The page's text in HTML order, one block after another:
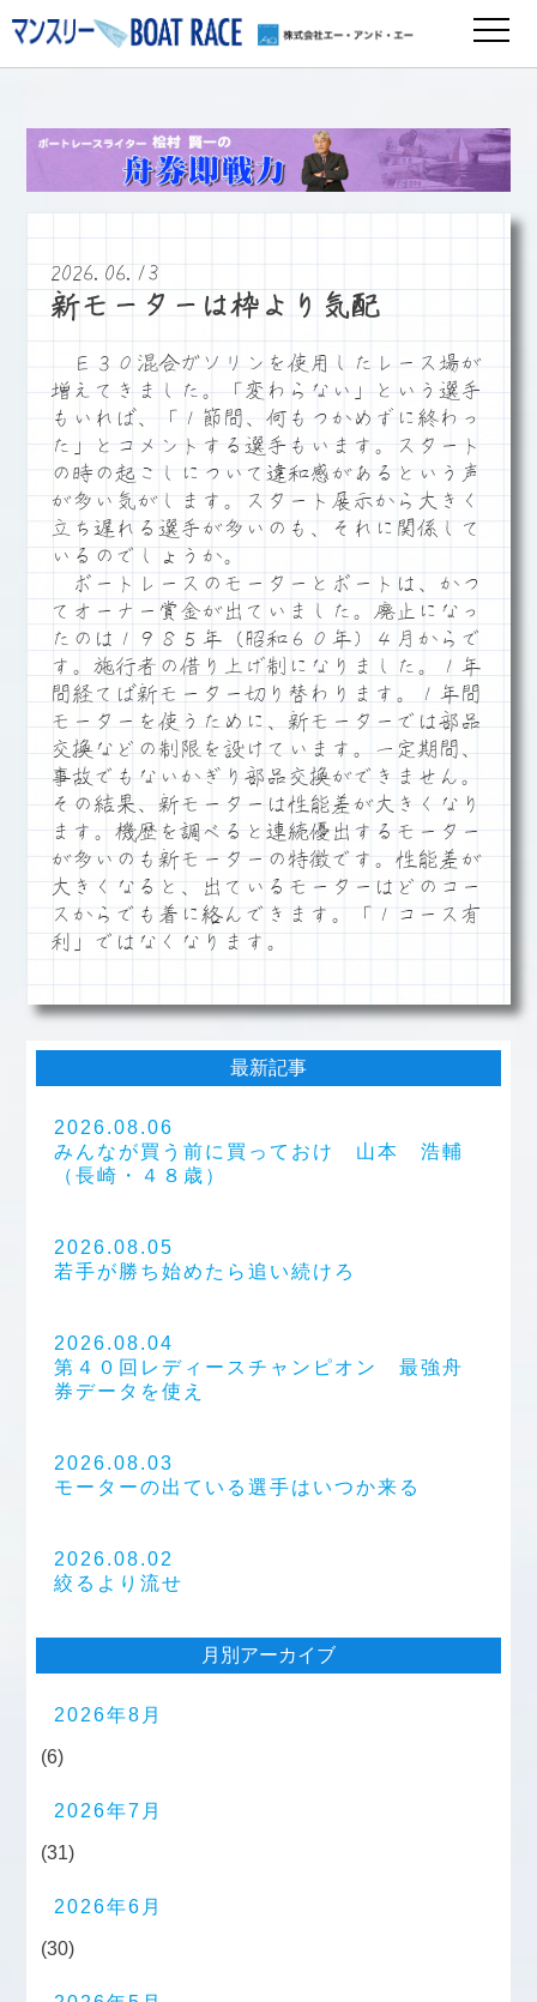
2026.06.13
新モーターは枠より気配
Ｅ３０混合ガソリンを使用したレース場が
増えてきました。「変わらない」という選手
もいれば、「１節間、何もつかめずに終わっ
た」とコメントする選手もいます。スタート
の時の起こしについて違和感があるという声
が多い気がします。スタート展示から大きく
立ち遅れる選手が多いのも、それに関係して
いるのでしょうか。
ボートレースのモーターとボートは、かつ
てオーナー賞金が出ていました。廃止になっ
たのは１９８５年（昭和６０年）４月からで
す。施行者の借り上げ制になりました。１年
間経てば新モーター切り替わります。１年間
モーターを使うために、新モーターでは部品
交換などの制限を設けています。一定期間、
事故でもないかぎり部品交換ができません。
その結果、新モーターは性能差が大きくなり
ます。機歴を調べると連続優出するモーター
が多いのも新モーターの特徴です。性能差が
大きくなると、出ているモーターはどのコー
スからでも着に絡んできます。「１コース有
利」ではなくなります。
最新記事
2026.08.06
みんなが買う前に買っておけ 山本 浩輔
（長崎・４８歳）
2026.08.05
若手が勝ち始めたら追い続けろ
2026.08.04
第４０回レディースチャンピオン 最強舟
券データを使え
2026.08.03
モーターの出ている選手はいつか来る
2026.08.02
絞るより流せ
月別アーカイブ
2026年8月
(6)
2026年7月
(31)
2026年6月
(30)